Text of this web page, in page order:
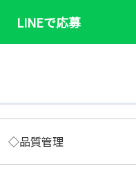
LINEで応募
◇品質管理